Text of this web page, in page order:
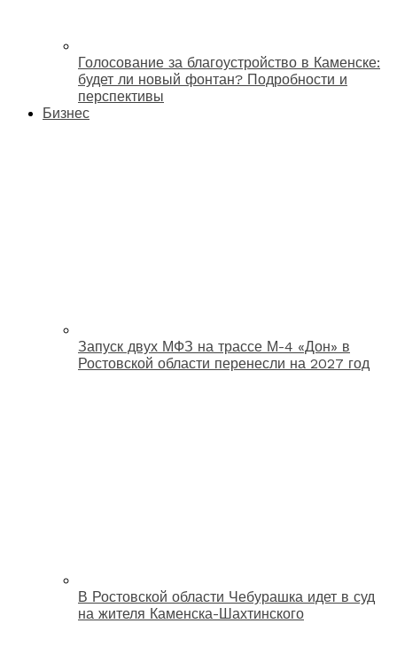
Голосование за благоустройство в Каменске:
будет ли новый фонтан? Подробности и
перспективы
Бизнес
Запуск двух МФЗ на трассе М-4 «Дон» в
Ростовской области перенесли на 2027 год
В Ростовской области Чебурашка идет в суд
на жителя Каменска-Шахтинского